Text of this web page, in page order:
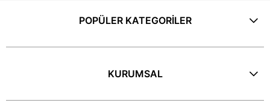
POPÜLER KATEGORİLER
KURUMSAL